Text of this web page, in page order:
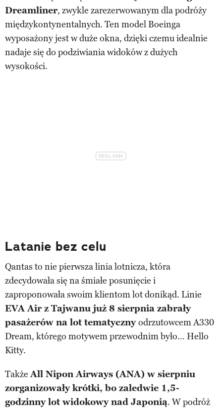
Dreamliner, zwykle zarezerwowanym dla podróży
międzykontynentalnych. Ten model Boeinga
wyposażony jest w duże okna, dzięki czemu idealnie
nadaje się do podziwiania widoków z dużych
wysokości.
Latanie bez celu
Qantas to nie pierwsza linia lotnicza, która
zdecydowała się na śmiałe posunięcie i
zaproponowała swoim klientom lot donikąd. Linie
EVA Air z Tajwanu już 8 sierpnia zabrały
pasażerów na lot tematycznyodrzutowcem A330
Dream, którego motywem przewodnim było… Hello
Kitty.
TakżeAll Nipon Airways (ANA) w sierpniu
zorganizowały krótki, bo zaledwie 1,5-
godzinny lot widokowy nad Japonią. W podróż